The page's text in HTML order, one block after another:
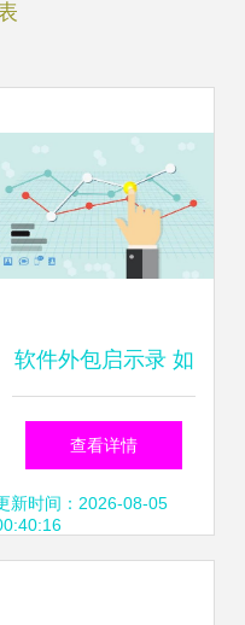
软件外包启示录 如
何高效找到靠谱的
App开发公司？
查看详情
新时间：2026-08-05